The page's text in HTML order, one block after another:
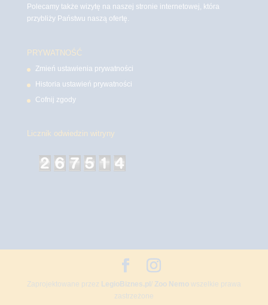
Polecamy także wizytę na naszej stronie internetowej, która
przybliży Państwu naszą ofertę.
PRYWATNOŚĆ
Zmień ustawienia prywatności
Historia ustawień prywatności
Cofnij zgody
Licznik odwiedzin witryny
Zaprojektowane przez LegioBiznes.pl/ Zoo Nemowszelkie prawa
zastrzeżone